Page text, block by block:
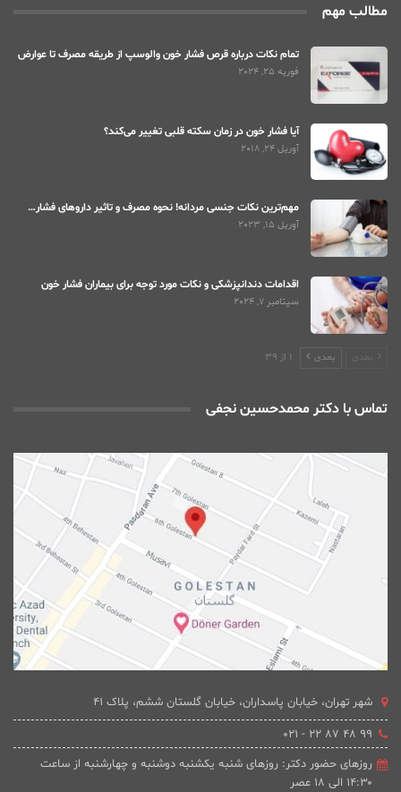
مطالب مهم
تمام نکات درباره قرص فشار خون والوسپ از طریقه مصرف تا عوارض
فوریه 25, 2024
آیا فشار خون در زمان سکته قلبی تغییر می‌کند؟
آوریل 24, 2018
مهم‌ترین نکات جنسی مردانه! نحوه مصرف و تاثیر داروهای فشار…
آوریل 15, 2023
اقدامات دندانپزشکی و نکات مورد توجه برای بیماران فشار خون
سپتامبر 7, 2024
بعدی بعدی 1 از 39
تماس با دکتر محمدحسین نجفی
شهر تهران، خیابان پاسداران، خیابان گلستان ششم، پلاک 41
۹۹ ۴۸ ۸۷ ۲۲ - ۰۲۱
روزهای حضور دکتر: روزهای شنبه یکشنبه دوشنبه و چهارشنبه از ساعت
۱۴:۳۰ الی ۱۸ عصر